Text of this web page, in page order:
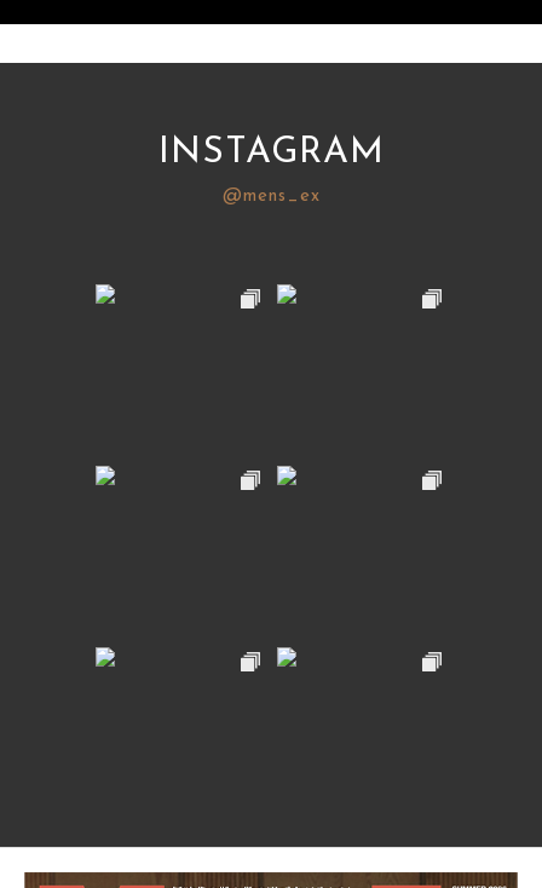
INSTAGRAM
@mens_ex